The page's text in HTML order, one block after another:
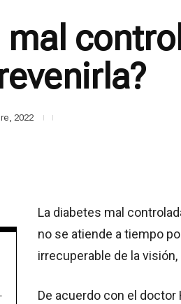
mal
2022
La diabetes mal
no se atiende a tiempo
irrecuperable de la
De acuerdo con el